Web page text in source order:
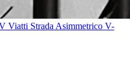
Viatti Strada Asimmetrico V-